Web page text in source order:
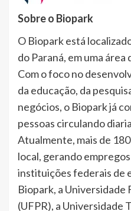
Sobre o Biopark
O Biopark está
do Paraná, em uma área
Com o foco no
da educação, da
negócios, o Biopark já
pessoas circulando
Atualmente, mais de
local, gerando
instituições federais de
Biopark, a Universidade
(UFPR), a Universidade